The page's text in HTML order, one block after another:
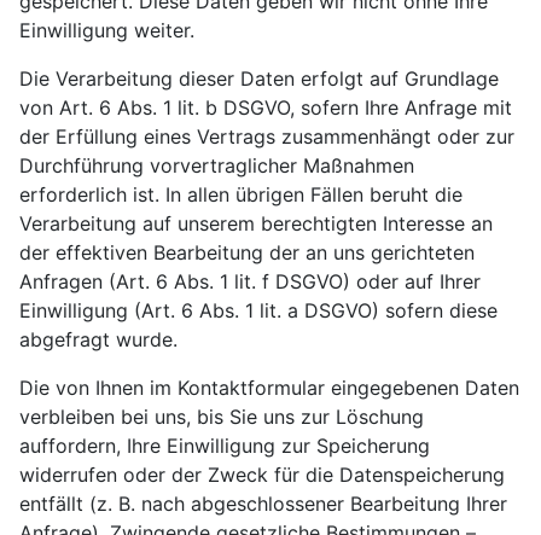
Einwilligung weiter.
Die Verarbeitung dieser Daten erfolgt auf Grundlage
von Art. 6 Abs. 1 lit. b DSGVO, sofern Ihre Anfrage mit
der Erfüllung eines Vertrags zusammenhängt oder zur
Durchführung vorvertraglicher Maßnahmen
erforderlich ist. In allen übrigen Fällen beruht die
Verarbeitung auf unserem berechtigten Interesse an
der effektiven Bearbeitung der an uns gerichteten
Anfragen (Art. 6 Abs. 1 lit. f DSGVO) oder auf Ihrer
Einwilligung (Art. 6 Abs. 1 lit. a DSGVO) sofern diese
abgefragt wurde.
Die von Ihnen im Kontaktformular eingegebenen Daten
verbleiben bei uns, bis Sie uns zur Löschung
auffordern, Ihre Einwilligung zur Speicherung
widerrufen oder der Zweck für die Datenspeicherung
entfällt (z. B. nach abgeschlossener Bearbeitung Ihrer